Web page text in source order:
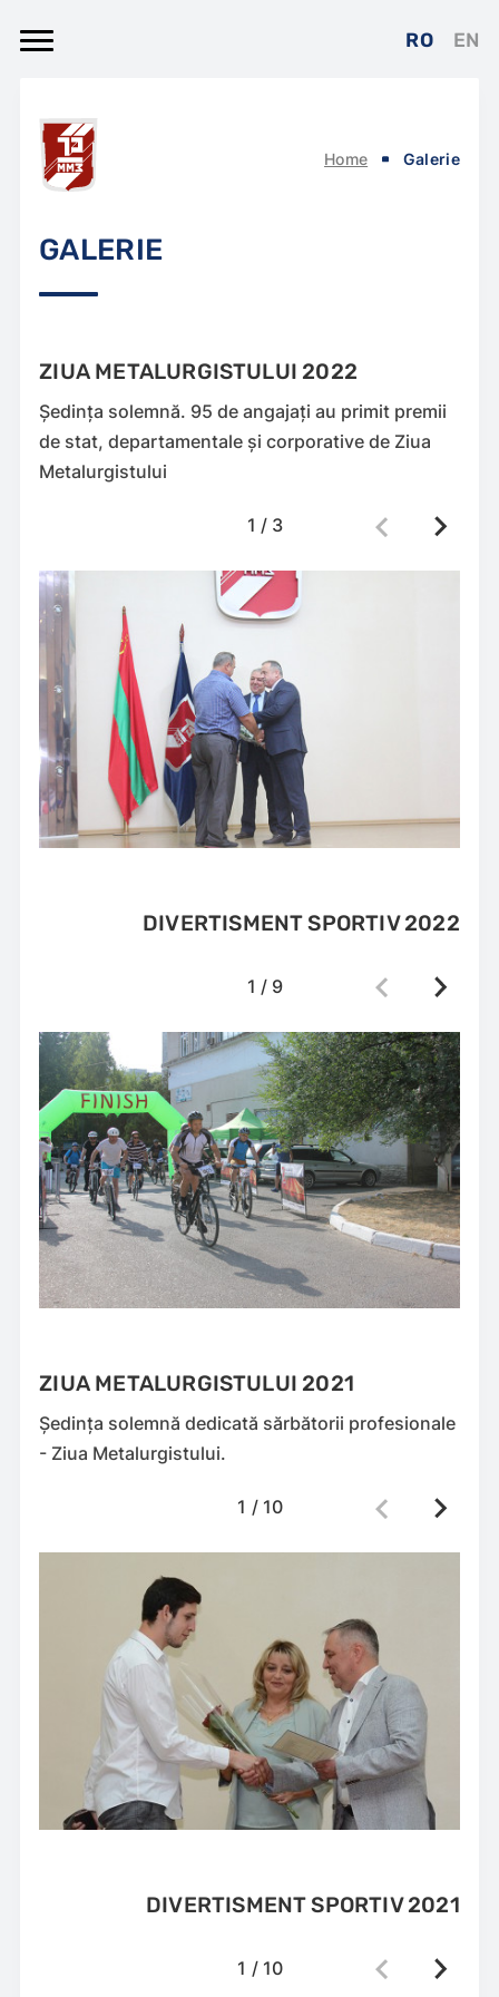
RO EN
Home Galerie
GALERIE
ZIUA METALURGISTULUI 2022
Ședința solemnă. 95 de angajați au primit premii
de stat, departamentale și corporative de Ziua
Metalurgistului
1 / 3
DIVERTISMENT SPORTIV 2022
1 / 9
ZIUA METALURGISTULUI 2021
Ședința solemnă dedicată sărbătorii profesionale
- Ziua Metalurgistului.
1 / 10
DIVERTISMENT SPORTIV 2021
1 / 10